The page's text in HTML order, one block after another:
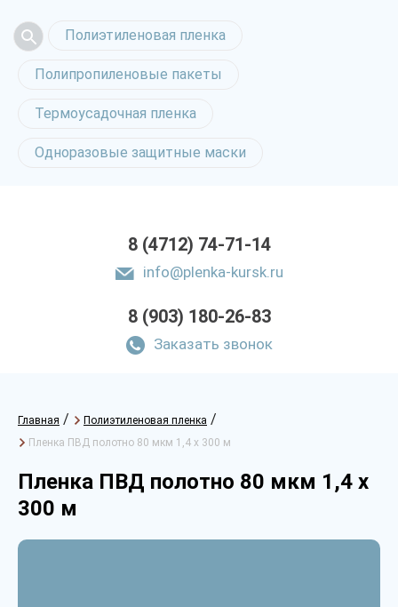
Полиэтиленовая пленка
Полипропиленовые пакеты
Термоусадочная пленка
Одноразовые защитные маски
8 (4712) 74-71-14
info@plenka-kursk.ru
8 (903) 180-26-83
Заказать звонок
Главная / Полиэтиленовая пленка /
Пленка ПВД полотно 80 мкм 1,4 х 300 м
Пленка ПВД полотно 80 мкм 1,4 х
300 м